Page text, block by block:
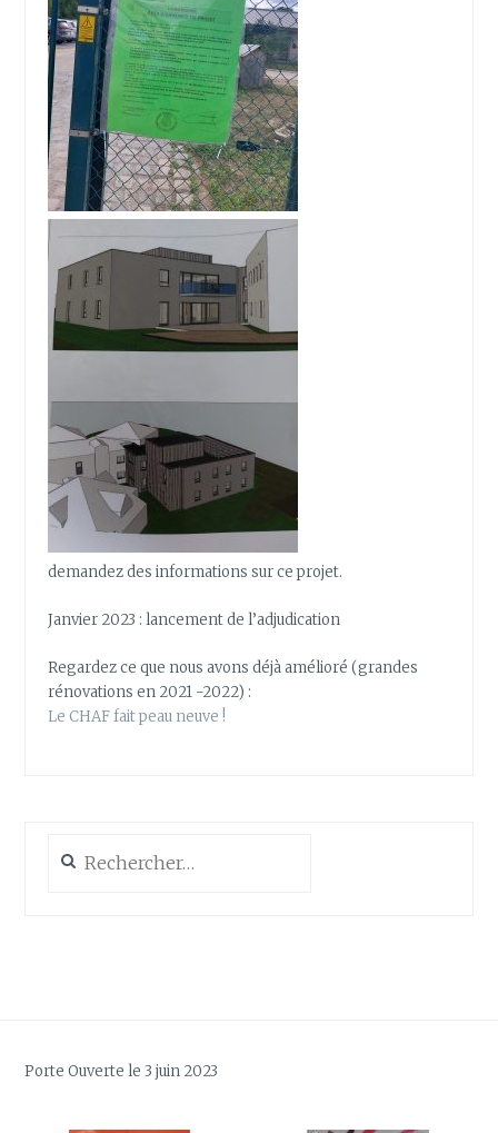
demandez des informations sur ce projet.
Janvier 2023 : lancement de l’adjudication
Regardez ce que nous avons déjà amélioré (grandes
rénovations en 2021 -2022) :
Le CHAF fait peau neuve !
Porte Ouverte le 3 juin 2023